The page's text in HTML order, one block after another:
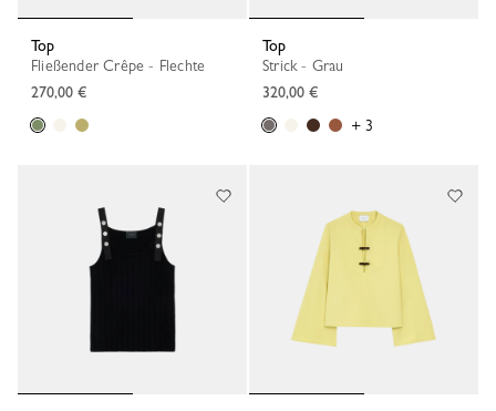
Top
Fließender Crêpe - Flechte
270,00 €
Top
Strick - Grau
320,00 €
+ 3